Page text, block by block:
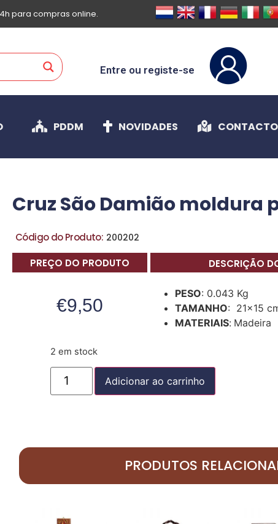
para compras online.
Entre ou registe-se
PDDM NOVIDADES CONTACTO
Cruz São Damião moldura
Código do Produto: 200202
PREÇO DO PRODUTO
€9,50
DESCRIÇÃO
PESO: 0.043 Kg
TAMANHO: 21x15
MATERIAIS: Madeira
2 em stock
Adicionar ao carrinho
PRODUTOS